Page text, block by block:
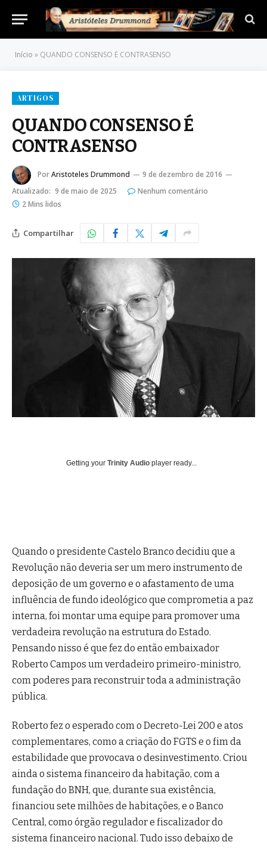
Início » QUANDO CONSENSO É CONTRASENSO
ARTIGOS
QUANDO CONSENSO É
CONTRASENSO
PorAristoteles Drummond
9 de dezembro de 2016
Atualizado: 9 de maio de 2025
Nenhum comentário
2 Mins lidos
Compartilhar
Getting your Trinity Audio player ready...
Quando o presidente Castelo Branco decidiu que a
Revolução não deveria ser um mero instrumento de
deposição de um governo e o afastamento de uma
influência de fundo ideológico que comprometia a paz
interna, foi montar uma equipe para promover uma
verdadeira revolução na estrutura do Estado.
Pensando nisso é que fez do então embaixador
Roberto Campos um verdadeiro primeiro-ministro,
com poderes para reconstruir toda a administração
pública.
Roberto fez o esperado com o Decreto-Lei 200 e atos
complementares, como a criação do FGTS e o fim da
estabilidade que provocava o desinvestimento. Criou
ainda o sistema financeiro da habitação, com a
fundação do BNH, que, durante sua existência,
financiou sete milhões de habitações, e o Banco
Central, como órgão regulador e fiscalizador do
sistema financeiro nacional. Tudo isso debaixo de